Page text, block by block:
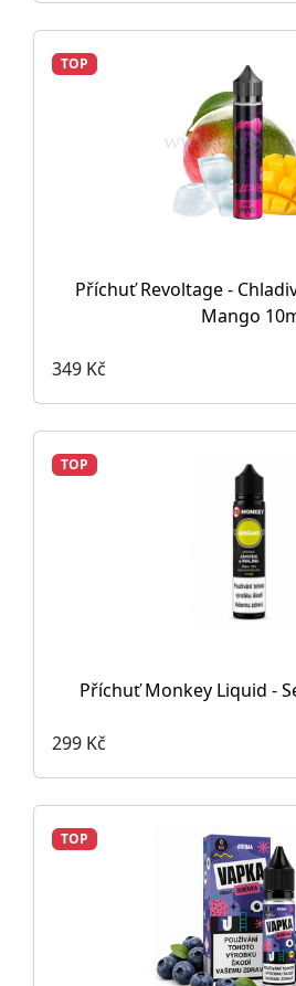
TOP
Příchuť Revoltage -
Mango
349 Kč
TOP
Příchuť Monkey Liquid -
299 Kč
TOP